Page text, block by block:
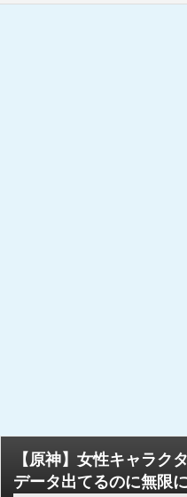
【原神】女性キャラク
データ出てるのに無限